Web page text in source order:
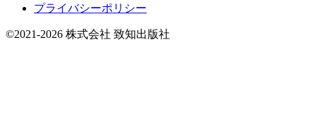
プライバシーポリシー
©2021-2026 株式会社 致知出版社